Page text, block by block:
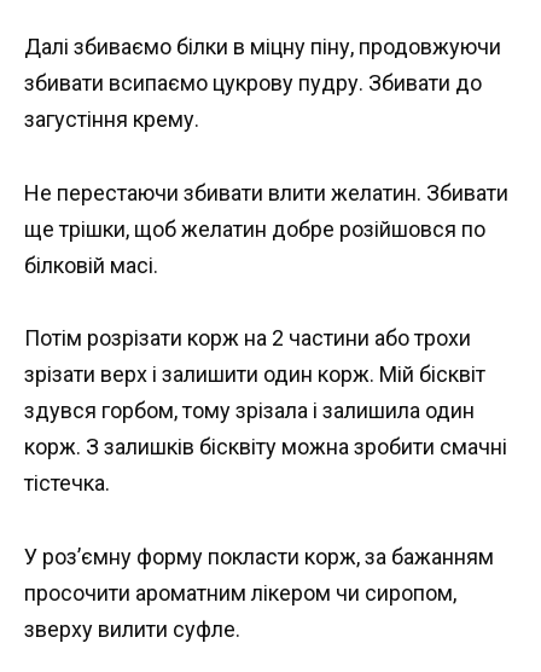
Далі збиваємо білки в міцну піну, продовжуючи
збивати всипаємо цукрову пудру. Збивати до
загустіння крему.
Не перестаючи збивати влити желатин. Збивати
ще трішки, щоб желатин добре розійшовся по
білковій масі.
Потім розрізати корж на 2 частини або трохи
зрізати верх і залишити один корж. Мій бісквіт
здувся горбом, тому зрізала і залишила один
корж. З залишків бісквіту можна зробити смачні
тістечка.
У роз’ємну форму покласти корж, за бажанням
просочити ароматним лікером чи сиропом,
зверху вилити суфле.